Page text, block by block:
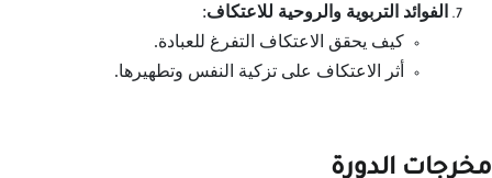
الفوائد التربوية والروحية للاعتكاف:
كيف يحقق الاعتكاف التفرغ للعبادة.
أثر الاعتكاف على تزكية النفس وتطهيرها.
مخرجات الدورة